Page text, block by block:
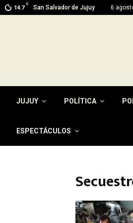
14.7
C
San Salvador de Jujuy 6
del pago de la tasa por…
JUJUY POLÍTICA
ESPECTÁCULOS